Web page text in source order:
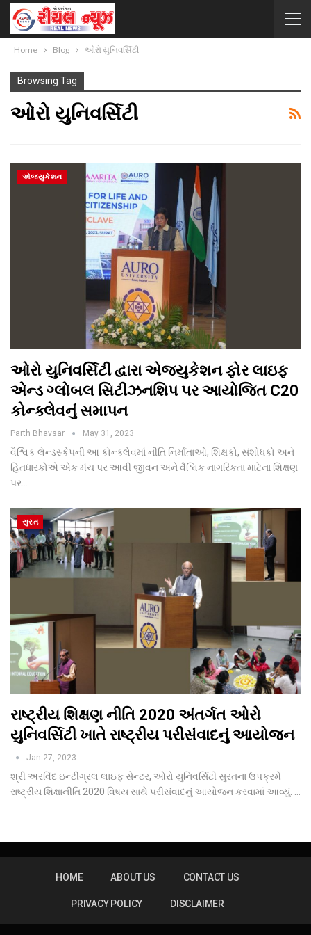
Home Blog ઓરો યુનિવર્સિટી
Browsing Tag
ઓરો યુનિવર્સિટી
એજ્યુકેશન
ઓરો યુનિવર્સિટી દ્વારા એજ્યુકેશન ફોર લાઇફ
એન્ડ ગ્લોબલ સિટીઝનશિપ પર આયોજિત C20
કોન્ક્લેવનું સમાપન
Parth Bhavsar May 31, 2023
વૈશ્વિક લેન્ડસ્કેપની આ કોન્ક્લેવમાં નીતિ નિર્માતાઓ, શિક્ષકો, સંશોધકો અને
હિતધારકોએ એક મંચ પર આવી જીવન અને વૈશ્વિક નાગરિકતા માટેના શિક્ષણ
પર…
સુરત
રાષ્ટ્રીય શિક્ષણ નીતિ 2020 અંતર્ગત ઓરો
યુનિવર્સિટી ખાતે રાષ્ટ્રીય પરીસંવાદનું આયોજન
Jan 27, 2023
શ્રી અરવિંદ ઇન્ટીગ્રલ લાઇફ સેન્ટર, ઓરો યુનિવર્સિટી સુરતના ઉપક્રમે
રાષ્ટ્રીય શિક્ષાનીતિ 2020 વિષય સાથે પરીસંવાદનું આયોજન કરવામાં આવ્યું. …
HOME ABOUT US CONTACT US
PRIVACY POLICY DISCLAIMER